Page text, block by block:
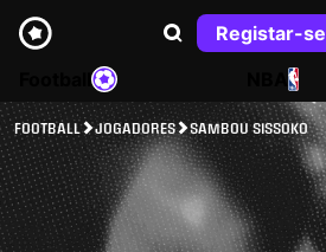
Registar-se
NBA
FOOTBALL JOGADORES SAMBOU SISSOKO